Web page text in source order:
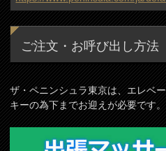
ご注文・お呼び出し方法
ザ・ペニンシュラ東京は、エレベ
キーの為下までお迎えが必要です。